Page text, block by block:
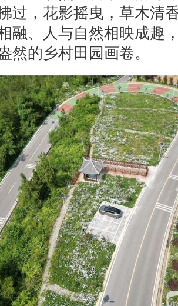
过，花影摇曳，草木清
融、人与自然相映成趣
然的乡村田园画卷。